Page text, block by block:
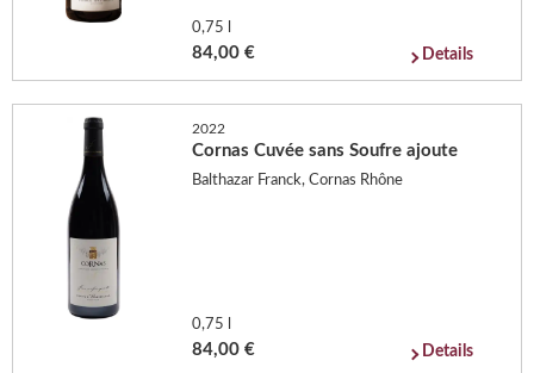
0,75 l
84,00 € Details
2022
Cornas Cuvée sans Soufre ajoute
Balthazar Franck, Cornas Rhône
0,75 l
84,00 € Details